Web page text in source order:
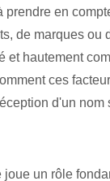
prendre en
de marques ou
et hautement
ces
d'un nom
joue un rôle